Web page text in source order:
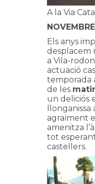
A la Via
NOVEMBRE
Els anys
desplacem
a Vila-
actuació
temporada
de les
un deliciós
agraïment
amenitza
tot
castellers.